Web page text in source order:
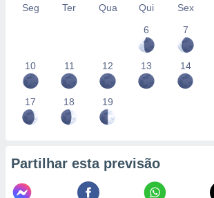
Seg Ter Qua Qui Sex
6
7
10 11 12 13 14
17 18 19
Partilhar esta previsão